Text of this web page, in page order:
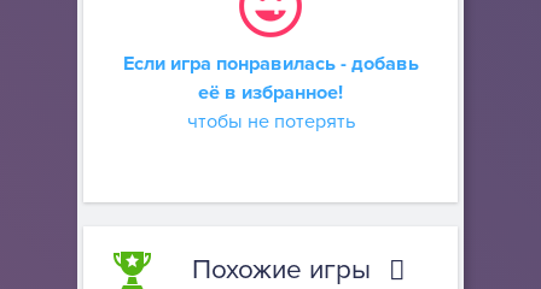
Если игра понравилась - добавь
её в избранное!
чтобы не потерять
Похожие игры